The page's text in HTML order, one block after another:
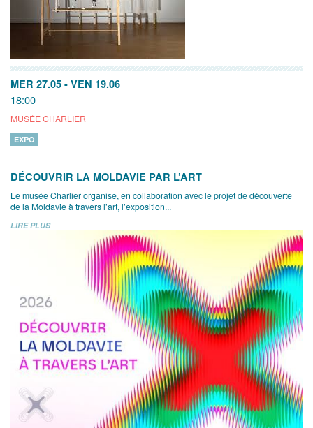
MER 27.05 - VEN 19.06
18:00
MUSÉE CHARLIER
EXPO
DÉCOUVRIR LA MOLDAVIE PAR L’ART
Le musée Charlier organise, en collaboration avec le projet de découverte
de la Moldavie à travers l’art, l’exposition...
LIRE PLUS